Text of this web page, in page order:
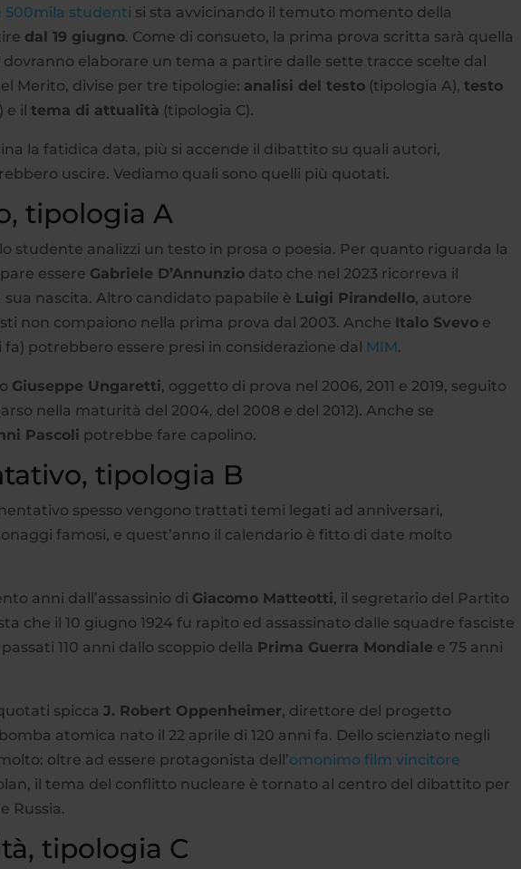
500mila studenti si sta avvicinando il temuto momento della
dal 19 giugno. Come di consueto, la prima prova scritta sarà quella
elaborare un tema a partire dalle sette tracce scelte dal
Merito, divise per tre tipologie: analisi del testo (tipologia A),testo
e iltema di attualità (tipologia C).
la fatidica data, più si accende il dibattito su quali autori,
uscire. Vediamo quali sono quelli più quotati.
tipologia A
studente analizzi un testo in prosa o poesia. Per quanto riguarda la
essere Gabriele D’Annunzio dato che nel 2023 ricorreva il
sua nascita. Altro candidato papabile è Luigi Pirandello, autore
non compaiono nella prima prova dal 2003. Anche Italo Svevo e
fa) potrebbero essere presi in considerazione dal MIM.
Giuseppe Ungaretti, oggetto di prova nel 2006, 2011 e 2019, seguito
nella maturità del 2004, del 2008 e del 2012). Anche se
Pascoli potrebbe fare capolino.
tipologia B
spesso vengono trattati temi legati ad anniversari,
famosi, e quest’anno il calendario è fitto di date molto
anni dall’assassinio di Giacomo Matteotti, il segretario del Partito
che il 10 giugno 1924 fu rapito ed assassinato dalle squadre fasciste
110 anni dallo scoppio della Prima Guerra Mondiale e 75 anni
spiccaJ. Robert Oppenheimer, direttore del progetto
atomica nato il 22 aprile di 120 anni fa. Dello scienziato negli
oltre ad essere protagonista dell’omonimo film vincitore
il tema del conflitto nucleare è tornato al centro del dibattito per
Russia.
tipologia C